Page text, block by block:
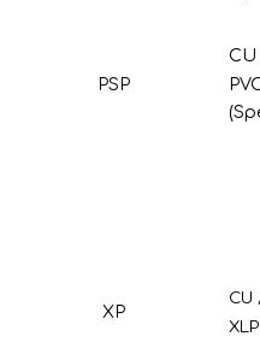
PSP
CU
XP
CU